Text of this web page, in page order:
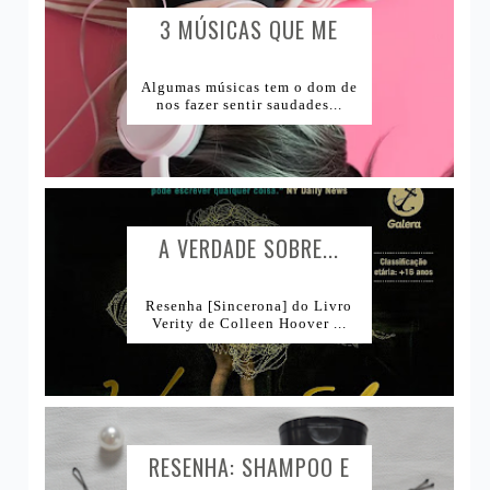
3 MÚSICAS QUE ME
Algumas músicas tem o dom de
nos fazer sentir saudades...
A VERDADE SOBRE...
Resenha [Sincerona] do Livro
Verity de Colleen Hoover ...
RESENHA: SHAMPOO E